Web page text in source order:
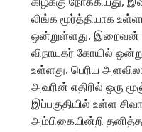
லிங்க மூர்த்தியாக
ஒன்றுள்ளது. இறைவன்
விநாயகர் கோயில்
உள்ளது. பெரிய
அவரின் எதிரில் ஒரு
இப்பகுதியில் உள்ள
அம்பிகையின்றி